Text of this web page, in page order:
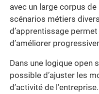
avec un large corpus
scénarios métiers
d’apprentissage
d’améliorer
Dans une logique open
possible d’ajuster les
d’activité de